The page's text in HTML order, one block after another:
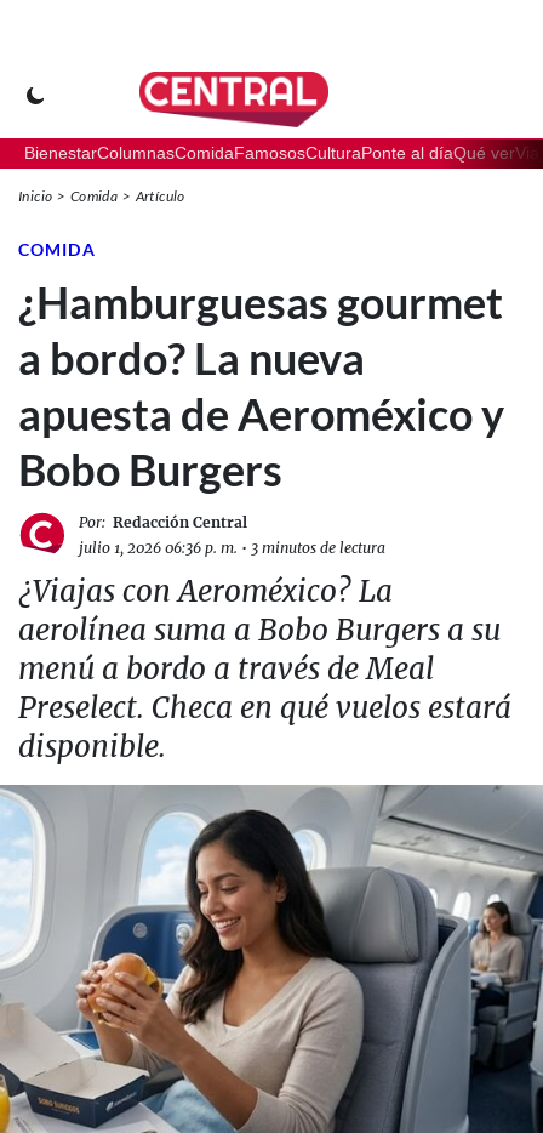
BienestarColumnasComidaFamososCulturaPonte al díaQué ver
Inicio Comida Artículo
COMIDA
¿Hamburguesas gourmet
a bordo? La nueva
apuesta de Aeroméxico y
Bobo Burgers
Por: Redacción Central
julio 1, 2026 06:36 p. m. • 3 minutos de lectura
¿Viajas con Aeroméxico? La
aerolínea suma a Bobo Burgers a su
menú a bordo a través de Meal
Preselect. Checa en qué vuelos estará
disponible.